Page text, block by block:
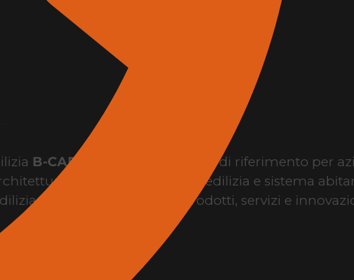
B-CAD Expo Roma
, il punto di riferimento per
design, innovazione edilizia e sistema
per conoscere brand, prodotti, servizi e